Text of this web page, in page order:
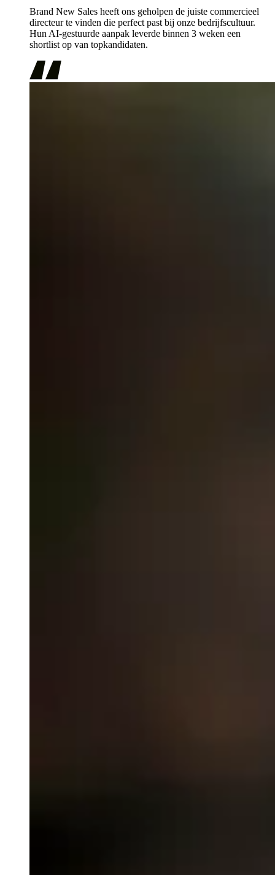
Brand New Sales heeft ons geholpen de juiste commercieel
directeur te vinden die perfect past bij onze bedrijfscultuur.
Hun AI-gestuurde aanpak leverde binnen 3 weken een
shortlist op van topkandidaten.